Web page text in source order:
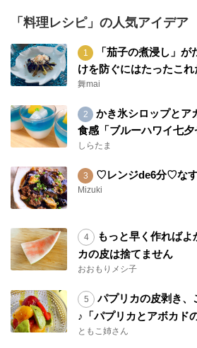
「料理レシピ」の人気アイデア
「茄子の煮浸し」が
けを防ぐにはたったこれ
舞mai
かき氷シロップとア
食感「ブルーハワイ七夕
しらたま
♡レンジde6分♡な
Mizuki
もっと早く作ればよ
カの皮は捨てません
おおもりメシ子
パプリカの皮剥き、
♪「パプリカとアボカド
ともこ姉さん